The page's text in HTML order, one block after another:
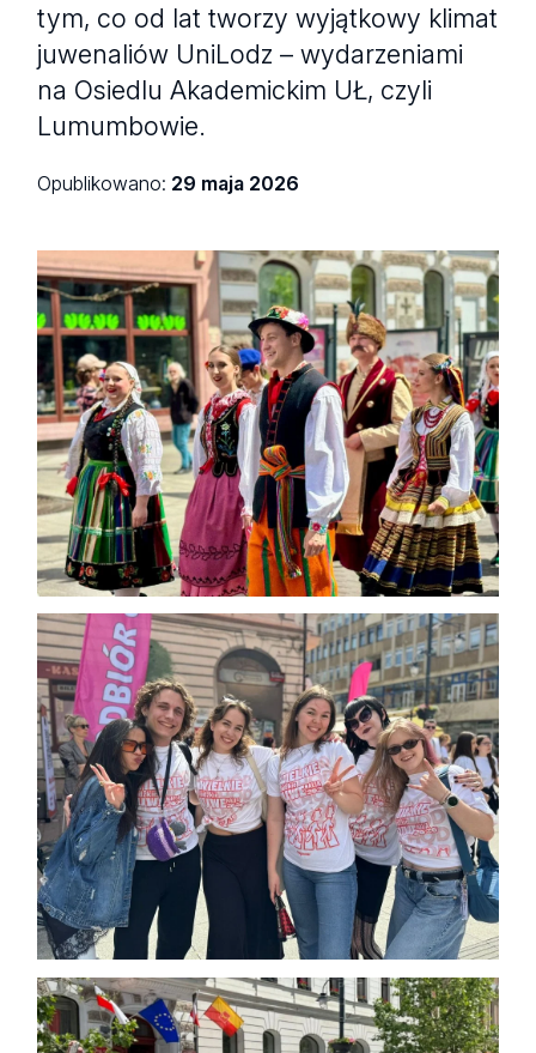
tym, co od lat tworzy wyjątkowy klimat
juwenaliów UniLodz – wydarzeniami
na Osiedlu Akademickim UŁ, czyli
Lumumbowie.
Opublikowano: 29 maja 2026